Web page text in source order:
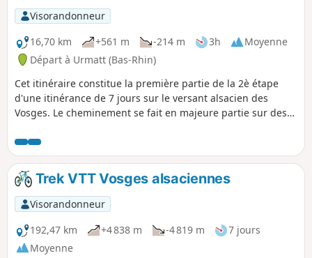
Visorandonneur
16,70 km
+561 m -214 m 3h
Moyenne
Départ à Urmatt (Bas-Rhin)
Cet itinéraire constitue la première partie de la 2è étape
d'une itinérance de 7 jours sur le versant alsacien des
Vosges. Le cheminement se fait en majeure partie sur des
constitué de plaquettes sur lesquelles figurent un logo VTT
Orange ou Rouge accompagné de la mention TMV
(Traversée du Massif Vosgien). N.B. La première partie de ce
parcours (du départ au point (7)) se fait sur route
goudronnée.
Trek VTT Vosges alsaciennes
Visorandonneur
192,47 km
+4 838 m -4 819 m
7 jours
Moyenne